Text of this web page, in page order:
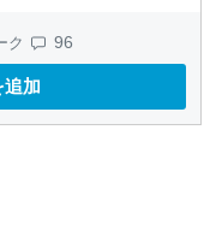
ク 96
追加